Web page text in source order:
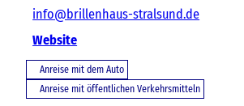
info@brillenhaus-stralsund.de
Website
Anreise mit dem Auto
Anreise mit öffentlichen Verkehrsmitteln